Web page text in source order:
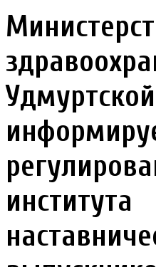
института